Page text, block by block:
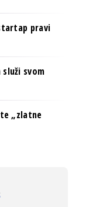
pravi
služi svom
„zlatne